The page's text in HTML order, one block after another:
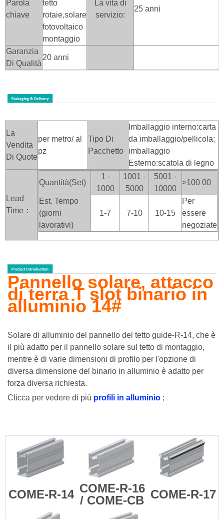
Parola
chiave
tetto
rotaie,solare
fotovoltaico
montaggio
La vita di
servizio:
25 anni
Garanzia
Di Qualità
20 anni
La
Vendita
Di Quote
per metro/ al
pz
Tipo Di
Pacchetto
Imballaggio interno:carta
da imballaggio/pellicola;
imballaggio
Esterno:scatola di legno
Lead
Time：
Quantità(Set)
1 -
1000
1001 -
5000
5001 -
10000
>100 00
Est. Tempo
(giorni
lavorativi)
1-7 7-10 10-15
Per
essere
negoziate
Pannello solare, attacco
di terra T slot binario in
alluminio 14#
Solare di alluminio del pannello del tetto guide-R-14, che è
il più adatto per il pannello solare sul tetto di montaggio,
mentre è di varie dimensioni di profilo per l'opzione di
diversa dimensione del binario in alluminio è adatto per
forza diversa richiesta.
Clicca per vedere di più profili in alluminio ;
COME-R-14 COME-R-16
/ COME-CB COME-R-17